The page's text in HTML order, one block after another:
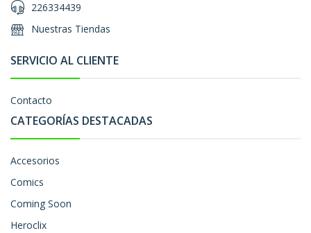
226334439
Nuestras Tiendas
SERVICIO AL CLIENTE
Contacto
CATEGORÍAS DESTACADAS
Accesorios
Comics
Coming Soon
Heroclix